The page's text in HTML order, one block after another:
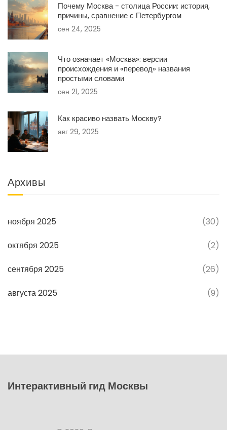
Почему Москва - столица России: история,
причины, сравнение с Петербургом
сен 24, 2025
Что означает «Москва»: версии
происхождения и «перевод» названия
простыми словами
сен 21, 2025
Как красиво назвать Москву?
авг 29, 2025
Архивы
ноября 2025 (30)
октября 2025 (2)
сентября 2025 (26)
августа 2025 (9)
Интерактивный гид Москвы